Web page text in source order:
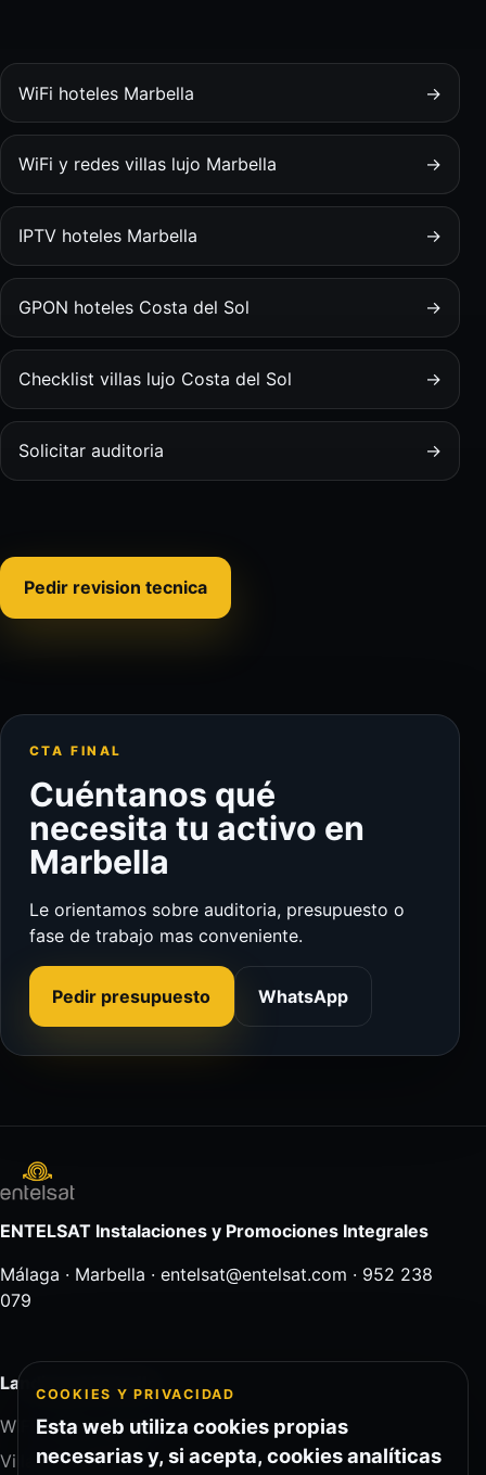
WiFi hoteles Marbella →
WiFi y redes villas lujo Marbella →
IPTV hoteles Marbella →
GPON hoteles Costa del Sol →
Checklist villas lujo Costa del Sol →
Solicitar auditoria →
Pedir revision tecnica
CTA FINAL
Cuéntanos qué
necesita tu activo en
Marbella
Le orientamos sobre auditoria, presupuesto o
fase de trabajo mas conveniente.
Pedir presupuesto WhatsApp
ENTELSAT Instalaciones y Promociones Integrales
Málaga · Marbella · entelsat@entelsat.com · 952 238
079
Landings Marbella
WiFi hoteles Marbella
Villas lujo Marbella
COOKIES Y PRIVACIDAD
Esta web utiliza cookies propias
necesarias y, si acepta, cookies analíticas